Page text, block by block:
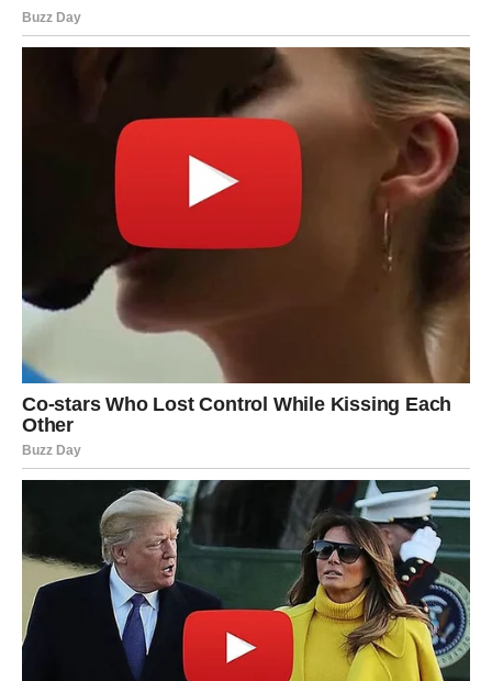
Sve što sada započnete ima odlične izglede da preraste u
veliki uspjeh.
Zašto je ovaj period pripremljen baš za
Zato što ste dugo ulagali trud bez očekivanja trenutne
nagrade. Bili ste odgovorni, pošteni i spremni da se
borite za ono što volite čak i kada nije bilo lako.
Zvijezde sada nagrađuju vašu istrajnost, dobrotu i
sposobnost da ostanete čvrsti u najtežim trenucima.
Sve ono što ste godinama gradili vraća vam se kroz
srećne okolnosti, finansijski napredak, ljubav i osjećaj da
vam život konačno pruža ono što ste iskreno zaslužili.
Završna poruka zvijezda za Bika
Pred vama je poseban period u kojem ćete imati mnogo
razloga za sreću. Finansije će biti mnogo bolje, poslovne
prilike donijeće vam uspjeh, a ljubavni život ispuniće vas
iskrenim emocijama i osjećajem potpune sigurnosti.